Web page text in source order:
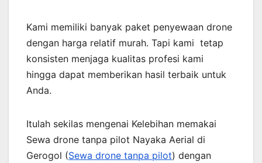
Kami memiliki banyak paket penyewaan drone
dengan harga relatif murah. Tapi kami tetap
konsisten menjaga kualitas profesi kami
hingga dapat memberikan hasil terbaik untuk
Anda.
Itulah sekilas mengenai Kelebihan memakai
Sewa drone tanpa pilot Nayaka Aerial di
Gerogol (Sewa drone tanpa pilot) dengan